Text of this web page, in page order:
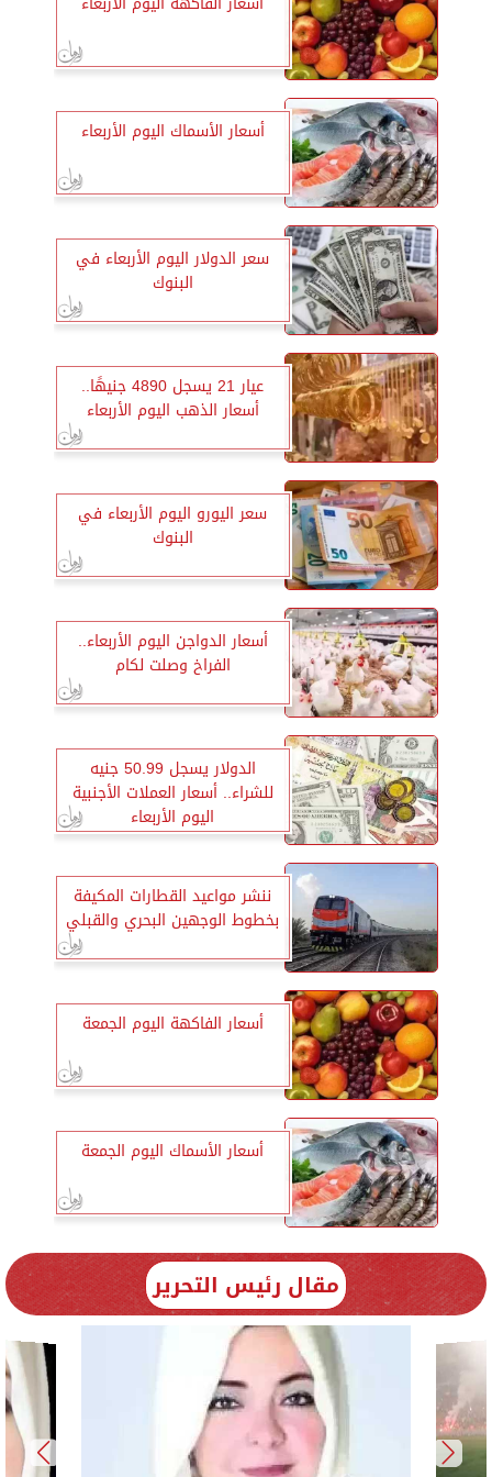
أسعار الأسماك اليوم الأربعاء
سعر الدولار اليوم الأربعاء في
البنوك
عيار 21 يسجل 4890 جنيهًا..
أسعار الذهب اليوم الأربعاء
سعر اليورو اليوم الأربعاء في
البنوك
أسعار الدواجن اليوم الأربعاء..
الفراخ وصلت لكام
الدولار يسجل 50.99 جنيه
للشراء.. أسعار العملات الأجنبية
اليوم الأربعاء
ننشر مواعيد القطارات المكيفة
بخطوط الوجهين البحري والقبلي
أسعار الفاكهة اليوم الجمعة
أسعار الأسماك اليوم الجمعة
مقال رئيس التحرير